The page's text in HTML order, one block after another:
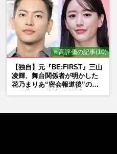
⭐ 高評価の記事(10)
【独自】元『BE:FIRST』三山
凌輝、舞台関係者が明かした
花乃まりあ“密会報道後”の呆